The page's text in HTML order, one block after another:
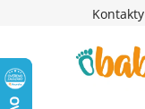
Kontakty